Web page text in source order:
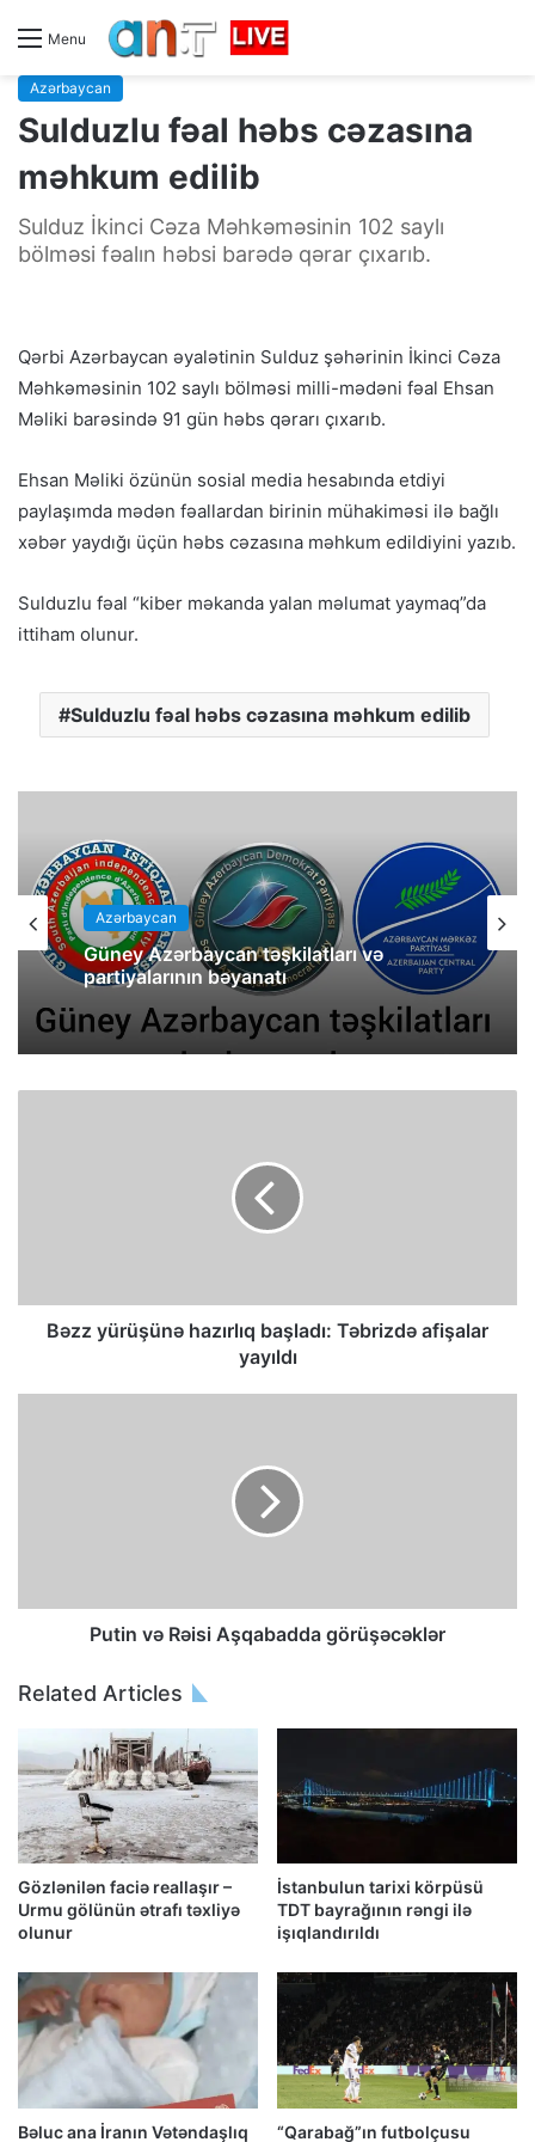
Menu
Azərbaycan
Sulduzlu fəal həbs cəzasına
məhkum edilib
Sulduz İkinci Cəza Məhkəməsinin 102 saylı
bölməsi fəalın həbsi barədə qərar çıxarıb.
Qərbi Azərbaycan əyalətinin Sulduz şəhərinin İkinci Cəza
Məhkəməsinin 102 saylı bölməsi milli-mədəni fəal Ehsan
Məliki barəsində 91 gün həbs qərarı çıxarıb.
Ehsan Məliki özünün sosial media hesabında etdiyi
paylaşımda mədən fəallardan birinin mühakiməsi ilə bağlı
xəbər yaydığı üçün həbs cəzasına məhkum edildiyini yazıb.
Sulduzlu fəal “kiber məkanda yalan məlumat yaymaq”da
ittiham olunur.
Sulduzlu fəal həbs cəzasına məhkum edilib
Azərbaycan
Güney Azərbaycan təşkilatları və
partiyalarının bəyanatı
Bəzz yürüşünə hazırlıq başladı: Təbrizdə afişalar
yayıldı
Putin və Rəisi Aşqabadda görüşəcəklər
Related Articles
Gözlənilən faciə reallaşır –
Urmu gölünün ətrafı təxliyə
olunur
İstanbulun tarixi körpüsü
TDT bayrağının rəngi ilə
işıqlandırıldı
Bəluc ana İranın Vətəndaşlıq “Qarabağ”ın futbolçusu